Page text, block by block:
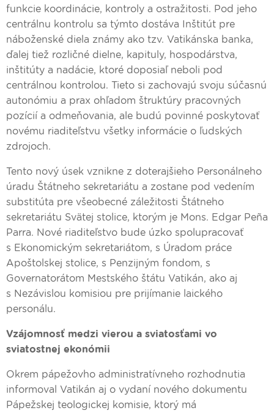
funkcie koordinácie, kontroly a ostražitosti. Pod jeho
centrálnu kontrolu sa týmto dostáva Inštitút pre
náboženské diela známy ako tzv. Vatikánska banka,
ďalej tiež rozličné dielne, kapituly, hospodárstva,
inštitúty a nadácie, ktoré doposiaľ neboli pod
centrálnou kontrolou. Tieto si zachovajú svoju súčasnú
autonómiu a prax ohľadom štruktúry pracovných
pozícií a odmeňovania, ale budú povinné poskytovať
novému riaditeľstvu všetky informácie o ľudských
zdrojoch.
Tento nový úsek vznikne z doterajšieho Personálneho
úradu Štátneho sekretariátu a zostane pod vedením
substitúta pre všeobecné záležitosti Štátneho
sekretariátu Svätej stolice, ktorým je Mons. Edgar Peña
Parra. Nové riaditeľstvo bude úzko spolupracovať
s Ekonomickým sekretariátom, s Úradom práce
Apoštolskej stolice, s Penzijným fondom, s
Governatorátom Mestského štátu Vatikán, ako aj
s Nezávislou komisiou pre prijímanie laického
personálu.
Vzájomnosť medzi vierou a sviatosťami vo
sviatostnej ekonómii
Okrem pápežovho administratívneho rozhodnutia
informoval Vatikán aj o vydaní nového dokumentu
Pápežskej teologickej komisie, ktorý má